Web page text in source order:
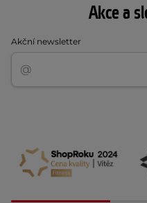
Akce a
Akční newsletter